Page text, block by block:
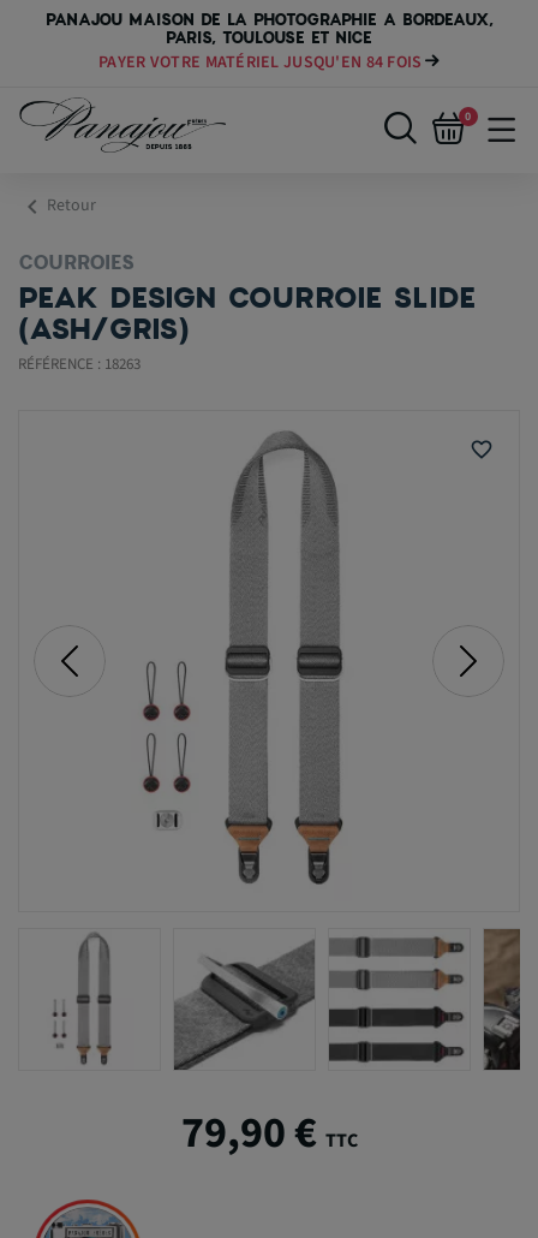
PANAJOU MAISON DE LA PHOTOGRAPHIE A BORDEAUX,
PARIS, TOULOUSE ET NICE
PAYER VOTRE MATÉRIEL JUSQU'EN 84 FOIS
0
chevron_left Retour
COURROIES
PEAK DESIGN COURROIE SLIDE
(ASH/GRIS)
RÉFÉRENCE : 18263
favorite_border
79,90 € TTC